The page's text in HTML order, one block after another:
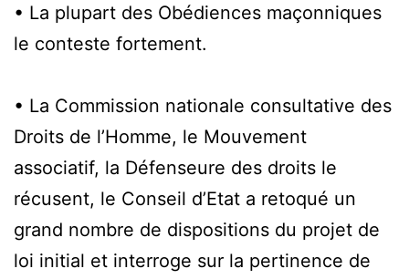
• La plupart des Obédiences maçonniques
le conteste fortement.
• La Commission nationale consultative des
Droits de l’Homme, le Mouvement
associatif, la Défenseure des droits le
récusent, le Conseil d’Etat a retoqué un
grand nombre de dispositions du projet de
loi initial et interroge sur la pertinence de